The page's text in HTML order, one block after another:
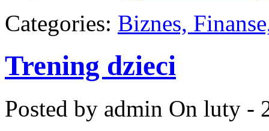
Categories: Biznes,
Trening dzieci
Posted by admin On luty -